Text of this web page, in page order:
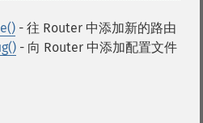
- 往 Router 中添加新的路由
- 向 Router 中添加配置文件